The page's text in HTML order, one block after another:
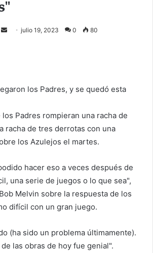
r
n
c
o
c
t
julio 19, 2023 0 80
los Padres, y se quedó esta
Padres rompieran una racha de
racha de tres derrotas con una
los Azulejos el martes.
hacer eso a veces después de
una serie de juegos o lo que sea",
Melvin sobre la respuesta de los
difícil con un gran juego.
(ha sido un problema últimamente).
las obras de hoy fue genial".